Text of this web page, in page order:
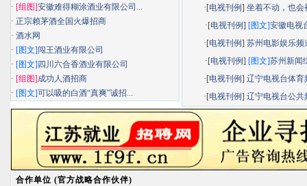
·[电视刊例]坐着不动，也会
·[电视刊例] [图文]安徽电视
·[电视刊例]苏州电影娱乐频
·[电视刊例] [图文]苏州新闻
·[电视刊例]辽宁电视台体育
·[电视刊例]辽宁电视台公共
· [组图]安徽难得糊涂酒业有限公司...
· 正宗赖茅酒全国火爆招商
· 酒水网
· [图文]闯王酒业有限公司
· [图文] 四川六合香酒业有限公司
· [组图]成功人酒招商
· [图文]可以吸的白酒“真爽”诚招...
合作单位 (官方战略合作伙伴)